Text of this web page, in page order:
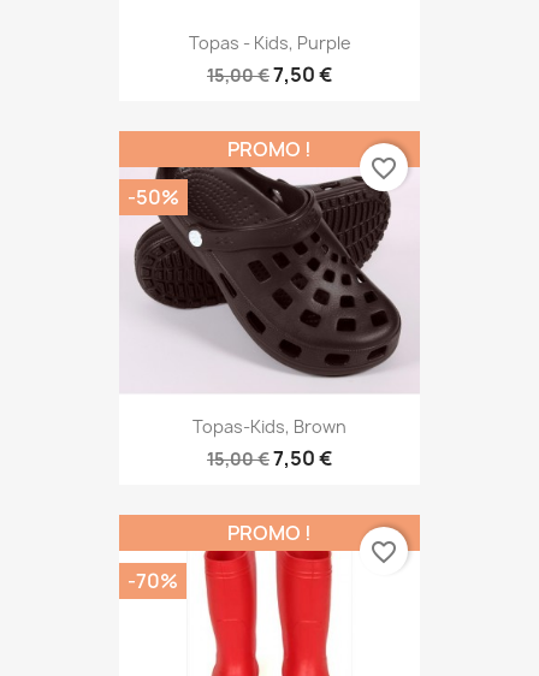
Topas - Kids, Purple
15,00 €7,50 €
Topas-Kids, Brown
15,00 €7,50 €
PROMO !
-50%
favorite_border
PROMO !
-70%
favorite_border